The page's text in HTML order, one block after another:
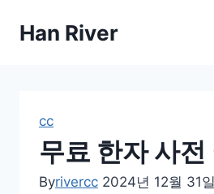
Han River
cc
무료 한자 사전
Byrivercc 2024년 12월 31일